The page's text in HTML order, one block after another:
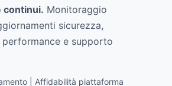
continui. Monitoraggio
sicurezza,
e supporto
| Affidabilità piattaforma